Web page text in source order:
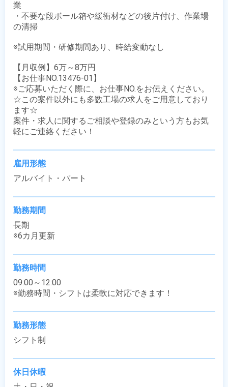
業
・不要な段ボール箱や緩衝材などの後片付け、作業場
の清掃
※試用期間・研修期間あり、時給変動なし
【月収例】6万～8万円
【お仕事NO.13476-01】
※ご応募いただく際に、お仕事NO.をお伝えください。
☆この案件以外にも多数工場の求人をご用意しており
ます☆
案件・求人に関するご相談や登録のみという方もお気
軽にご連絡ください！
雇用形態
アルバイト・パート
勤務期間
長期
※6カ月更新
勤務時間
09:00～12:00
※勤務時間・シフトは柔軟に対応できます！
勤務形態
シフト制
休日休暇